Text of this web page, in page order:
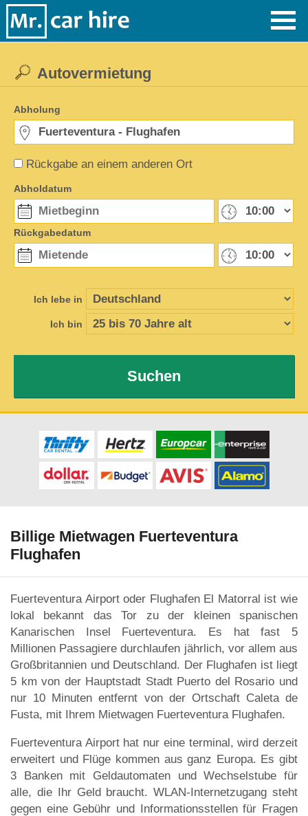
Rückgabe an einem anderen Ort
Autovermietung
Abholung
Abholdatum
Rückgabedatum
Ich lebe in
Ich bin
Suchen
Billige Mietwagen Fuerteventura
Flughafen
Fuerteventura Airport oder Flughafen El Matorral ist wie
lokal bekannt das Tor zu der kleinen spanischen
Kanarischen Insel Fuerteventura. Es hat fast 5
Millionen Passagiere durchlaufen jährlich, vor allem aus
Großbritannien und Deutschland. Der Flughafen ist liegt
5 km von der Hauptstadt Stadt Puerto del Rosario und
nur 10 Minuten entfernt von der Ortschaft Caleta de
Fusta, mit Ihrem Mietwagen Fuerteventura Flughafen.
Fuerteventura Airport hat nur eine terminal, wird derzeit
erweitert und Flüge kommen aus ganz Europa. Es gibt
3 Banken mit Geldautomaten und Wechselstube für
alle, die Ihr Geld braucht. WLAN-Internetzugang steht
gegen eine Gebühr und Informationsstellen für Fragen